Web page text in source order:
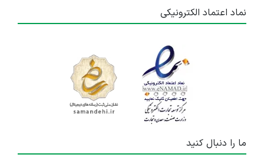
نماد اعتماد الکترونیکی
ما را دنبال کنید